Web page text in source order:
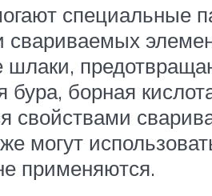
специальные
шлаки,
борная
свойствами
могут
применяются.